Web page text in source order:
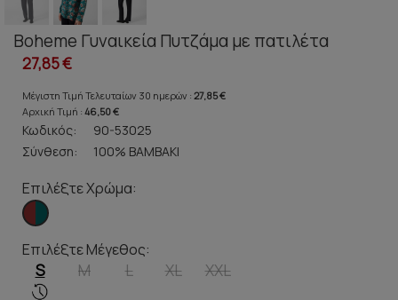
Boheme Γυναικεία Πυτζάμα με πατιλέτα
27,85 €
Μέγιστη Τιμή Τελευταίων 30 ημερών : 27,85 €
Αρχική Τιμή : 46,50 €
Κωδικός:
90-53025
Σύνθεση:
100% ΒΑΜΒΑΚΙ
Επιλέξτε Χρώμα:
Επιλέξτε Μέγεθος:
S M L XL XXL